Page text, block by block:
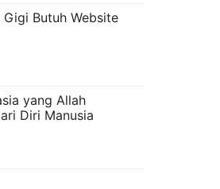
Butuh Website
yang Allah
Diri Manusia